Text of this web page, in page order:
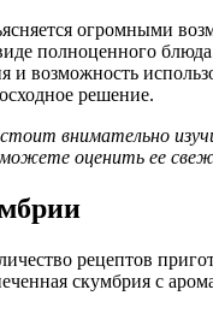
огромными
полноценного
и возможность
решение.
стоит внимательно
оценить ее
рецептов
скумбрия с